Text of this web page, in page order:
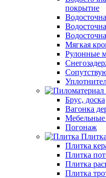
покрытие
Мягкая
Рулонные
Брус, доска
Вагонка
Погонаж
Плитка
Плитка
Плитка
Плитка
Плитка